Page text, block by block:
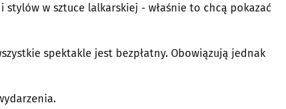
w sztuce lalkarskiej - właśnie to chcą pokazać
spektakle jest bezpłatny. Obowiązują jednak